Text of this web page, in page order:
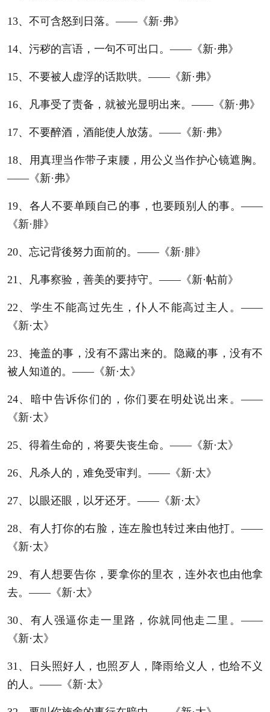
13、不可含怒到日落。——《新·弗》
14、污秽的言语，一句不可出口。——《新·弗》
15、不要被人虚浮的话欺哄。——《新·弗》
16、凡事受了责备，就被光显明出来。——《新·弗》
17、不要醉酒，酒能使人放荡。——《新·弗》
18、用真理当作带子束腰，用公义当作护心镜遮胸。
——《新·弗》
19、各人不要单顾自己的事，也要顾别人的事。——
《新·腓》
20、忘记背後努力面前的。——《新·腓》
21、凡事察验，善美的要持守。——《新·帖前》
22、学生不能高过先生，仆人不能高过主人。——
《新·太》
23、掩盖的事，没有不露出来的。隐藏的事，没有不
被人知道的。——《新·太》
24、暗中告诉你们的，你们要在明处说出来。——
《新·太》
25、得着生命的，将要失丧生命。——《新·太》
26、凡杀人的，难免受审判。——《新·太》
27、以眼还眼，以牙还牙。——《新·太》
28、有人打你的右脸，连左脸也转过来由他打。——
《新·太》
29、有人想要告你，要拿你的里衣，连外衣也由他拿
去。——《新·太》
30、有人强逼你走一里路，你就同他走二里。——
《新·太》
31、日头照好人，也照歹人，降雨给义人，也给不义
的人。——《新·太》